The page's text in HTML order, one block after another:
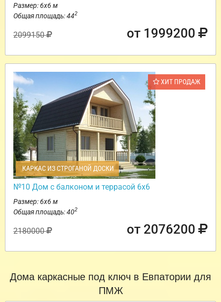
Размер: 6х6 м
Общая площадь: 442
2099150 от 1999200
ХИТ ПРОДАЖ
КАРКАС ИЗ СТРОГАНОЙ ДОСКИ
№10 Дом с балконом и террасой 6х6
Размер: 6х6 м
Общая площадь: 402
2180000 от 2076200
Дома каркасные под ключ в Евпатории для
ПМЖ